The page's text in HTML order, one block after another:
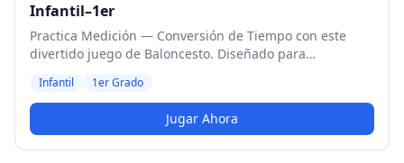
Infantil–1er
Practica Medición — Conversión de Tiempo con este
divertido juego de Baloncesto. Diseñado para
Infantil 1er Grado
Jugar Ahora